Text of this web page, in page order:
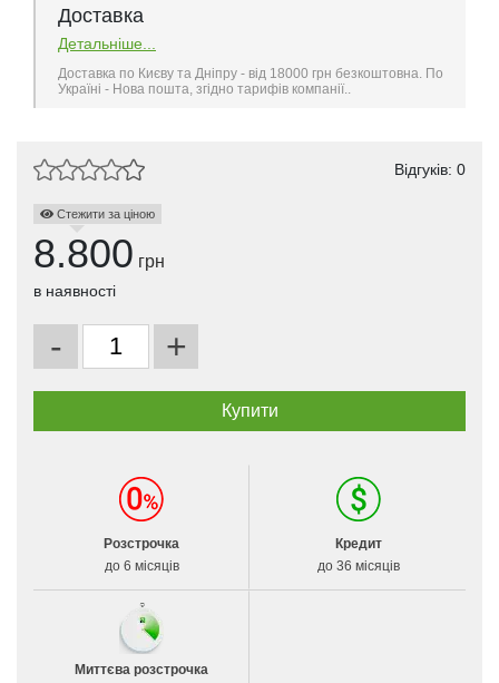
Доставка
Детальніше...
Доставка по Києву та Дніпру - від 18000 грн безкоштовна. По
Україні - Нова пошта, згідно тарифів компанії..
Відгуків: 0
Стежити за ціною
8.800 грн
в наявності
- +
Розстрочка
до 6 місяців
Кредит
до 36 місяців
Миттєва розстрочка